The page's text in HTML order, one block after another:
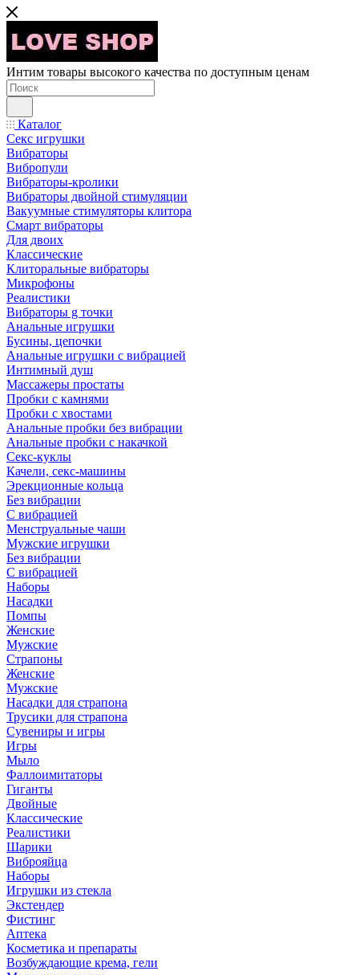
Интим товары высокого качества по доступным ценам
Каталог
Секс игрушки
Вибраторы
Вибропули
Вибраторы-кролики
Вибраторы двойной стимуляции
Вакуумные стимуляторы клитора
Смарт вибраторы
Для двоих
Классические
Клиторальные вибраторы
Микрофоны
Реалистики
Вибраторы g точки
Анальные игрушки
Бусины, цепочки
Анальные игрушки с вибрацией
Интимный душ
Массажеры простаты
Пробки с камнями
Пробки с хвостами
Анальные пробки без вибрации
Анальные пробки с накачкой
Секс-куклы
Качели, секс-машины
Эрекционные кольца
Без вибрации
С вибрацией
Менструальные чаши
Мужские игрушки
Без вибрации
С вибрацией
Наборы
Насадки
Помпы
Женские
Мужские
Страпоны
Женские
Мужские
Насадки для страпона
Трусики для страпона
Сувениры и игры
Игры
Мыло
Фаллоимитаторы
Гиганты
Двойные
Классические
Реалистики
Шарики
Виброяйца
Наборы
Игрушки из стекла
Экстендер
Фистинг
Аптека
Косметика и препараты
Возбуждающие крема, гели